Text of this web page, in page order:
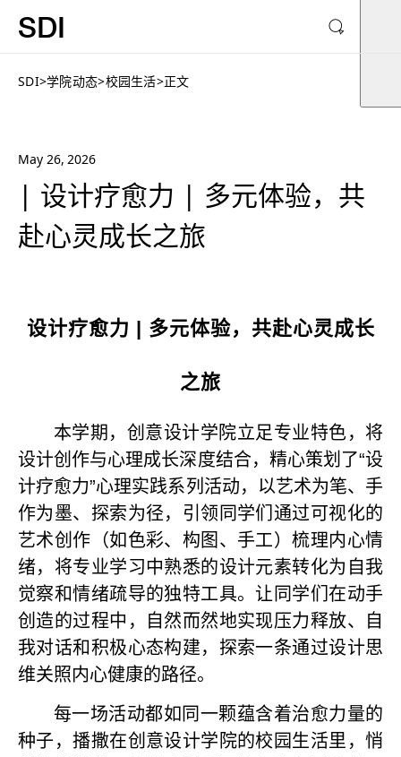
SDI
SDI>学院动态>校园生活>正文
May 26, 2026
| 设计疗愈力 | 多元体验，共
赴心灵成长之旅
设计疗愈力 | 多元体验，共赴心灵成长
之旅
本学期，创意设计学院立足专业特色，将
设计创作与心理成长深度结合，精心策划了“设
计疗愈力”心理实践系列活动，以艺术为笔、手
作为墨、探索为径，引领同学们通过可视化的
艺术创作（如色彩、构图、手工）梳理内心情
绪，将专业学习中熟悉的设计元素转化为自我
觉察和情绪疏导的独特工具。让同学们在动手
创造的过程中，自然而然地实现压力释放、自
我对话和积极心态构建，探索一条通过设计思
维关照内心健康的路径。
每一场活动都如同一颗蕴含着治愈力量的
种子，播撒在创意设计学院的校园生活里，悄